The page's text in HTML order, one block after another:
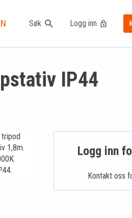
Søk Logg inn
IP44
tripod
1,8m.
Logg inn
Kontakt oss